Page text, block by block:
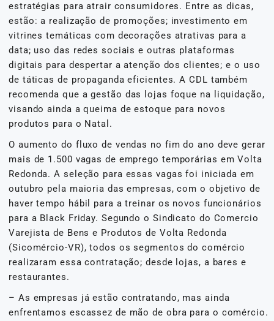
estratégias para atrair consumidores. Entre as dicas,
estão: a realização de promoções; investimento em
vitrines temáticas com decorações atrativas para a
data; uso das redes sociais e outras plataformas
digitais para despertar a atenção dos clientes; e o uso
de táticas de propaganda eficientes. A CDL também
recomenda que a gestão das lojas foque na liquidação,
visando ainda a queima de estoque para novos
produtos para o Natal.
O aumento do fluxo de vendas no fim do ano deve gerar
mais de 1.500 vagas de emprego temporárias em Volta
Redonda. A seleção para essas vagas foi iniciada em
outubro pela maioria das empresas, com o objetivo de
haver tempo hábil para a treinar os novos funcionários
para a Black Friday. Segundo o Sindicato do Comercio
Varejista de Bens e Produtos de Volta Redonda
(Sicomércio-VR), todos os segmentos do comércio
realizaram essa contratação; desde lojas, a bares e
restaurantes.
– As empresas já estão contratando, mas ainda
enfrentamos escassez de mão de obra para o comércio.